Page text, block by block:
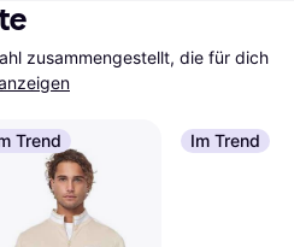
zusammengestellt, die für dich
Trend Im Trend